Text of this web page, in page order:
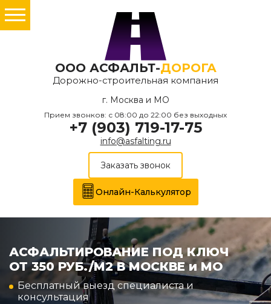
ООО АСФАЛЬТ-ДОРОГА
Дорожно-строительная компания
г. Москва и МО
Прием звонков: с 08:00 до 22:00 без выходных
+7 (903) 719-17-75
info@asfalting.ru
Заказать звонок
Онлайн-Калькулятор
АСФАЛЬТИРОВАНИЕ ПОД КЛЮЧ
ОТ 350 РУБ./М2 В МОСКВЕ и МО
Бесплатный выезд специалиста и
консультация